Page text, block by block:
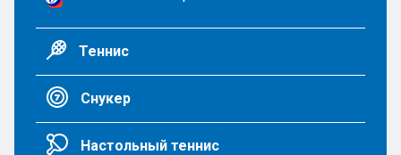
Теннис
Снукер
Настольный теннис